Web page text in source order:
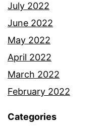
July 2022
June 2022
May 2022
April 2022
March 2022
February 2022
Categories